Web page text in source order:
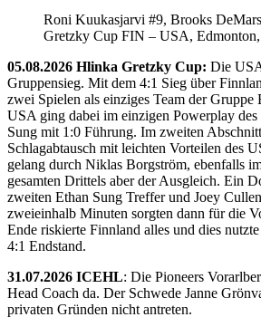
Roni Kuukasjarvi #9, Brooks
Gretzky Cup FIN – USA,
05.08.2026 Hlinka Gretzky Cup: Die
Gruppensieg. Mit dem 4:1 Sieg über
zwei Spielen als einziges Team der
USA ging dabei im einzigen Powerplay
Sung mit 1:0 Führung. Im zweiten
Schlagabtausch mit leichten Vorteilen des
gelang durch Niklas Borgström, ebenfalls
gesamten Drittels aber der Ausgleich. Ein
zweiten Ethan Sung Treffer und Joey
zweieinhalb Minuten sorgten dann für die
Ende riskierte Finnland alles und dies
4:1 Endstand.
31.07.2026 ICEHL: Die Pioneers
Head Coach da. Der Schwede Janne
privaten Gründen nicht antreten.